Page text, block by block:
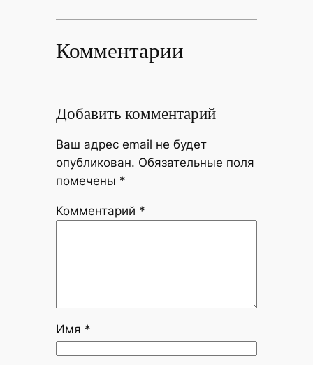
Комментарии
Добавить комментарий
Ваш адрес email не будет
опубликован. Обязательные поля
помечены *
Комментарий *
Имя *